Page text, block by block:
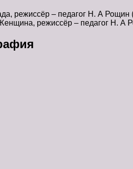
режиссёр – педагог Н. А Рощин
режиссёр – педагог Н. А